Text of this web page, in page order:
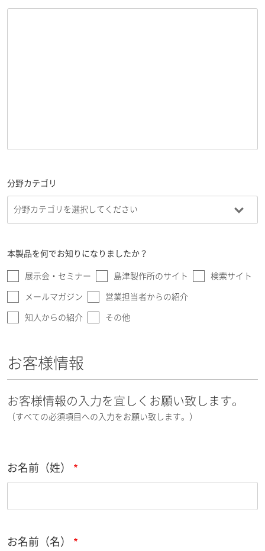
分野カテゴリ
本製品を何でお知りになりましたか？
展示会・セミナー 島津製作所のサイト 検索サイト
メールマガジン 営業担当者からの紹介
知人からの紹介 その他
お客様情報
お客様情報の入力を宜しくお願い致します。
（すべての必須項目への入力をお願い致します。）
お名前（姓）
お名前（名）